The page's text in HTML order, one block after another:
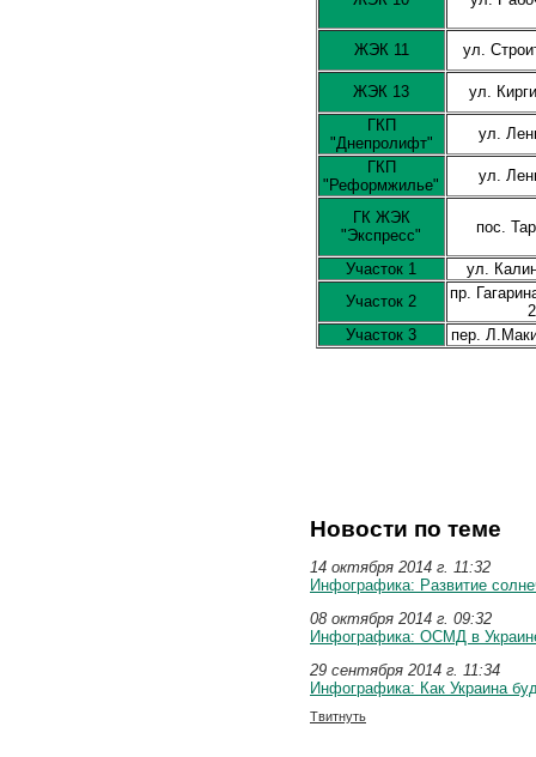
ЖЭК 11 ул.
ЖЭК 13
ул.
ГКП
"Днепролифт"
ул.
ГКП
"Реформжилье"
ул.
ГК ЖЭК
"Экспресс"
пос.
Участок 1
ул.
Участок 2
пр.
2
Участок 3
пер.
Новости по теме
14 октября 2014 г. 11:32
Инфографика: Развитие
08 октября 2014 г. 09:32
Инфографика: ОСМД в
29 сентября 2014 г. 11:34
Инфографика: Как Украина
Твитнуть